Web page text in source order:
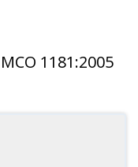
1181:2005